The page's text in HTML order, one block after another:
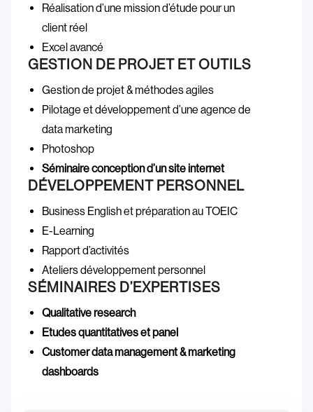
Réalisation d’une mission d’étude pour un
client réel
Excel avancé
GESTION DE PROJET ET OUTILS
Gestion de projet & méthodes agiles
Pilotage et développement d’une agence de
data marketing
Photoshop
Séminaire conception d’un site internet
DÉVELOPPEMENT PERSONNEL
Business English et préparation au TOEIC
E-Learning
Rapport d’activités
Ateliers développement personnel
SÉMINAIRES D’EXPERTISES
Qualitative research
Etudes quantitatives et panel
Customer data management & marketing
dashboards